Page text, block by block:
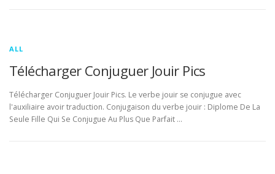
ALL
Télécharger Conjuguer Jouir Pics
Télécharger Conjuguer Jouir Pics. Le verbe jouir se conjugue avec
l'auxiliaire avoir traduction. Conjugaison du verbe jouir : Diplome De La
Seule Fille Qui Se Conjugue Au Plus Que Parfait …